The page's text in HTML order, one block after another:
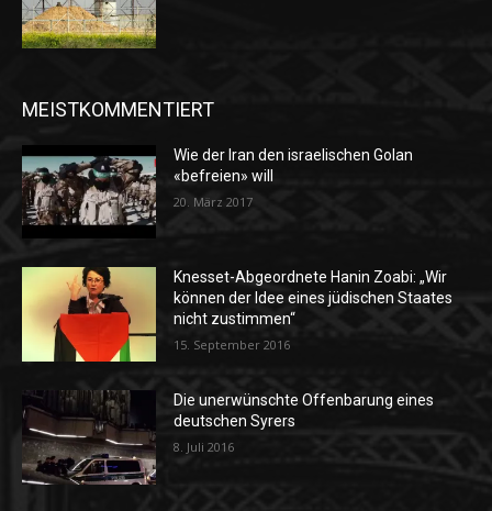
MEISTKOMMENTIERT
Wie der Iran den israelischen Golan
«befreien» will
20. März 2017
Knesset-Abgeordnete Hanin Zoabi: „Wir
können der Idee eines jüdischen Staates
nicht zustimmen“
15. September 2016
Die unerwünschte Offenbarung eines
deutschen Syrers
8. Juli 2016